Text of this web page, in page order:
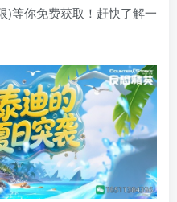
)等你免费获取！赶快了解一